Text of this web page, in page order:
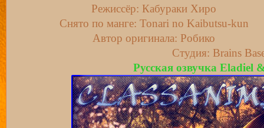
Режиссёр: Кабураки Хиро
Снято по манге: Tonari no Kaibutsu-kun
Автор оригинала: Робико
Студия: Brains
Русская озвучка Eladiel